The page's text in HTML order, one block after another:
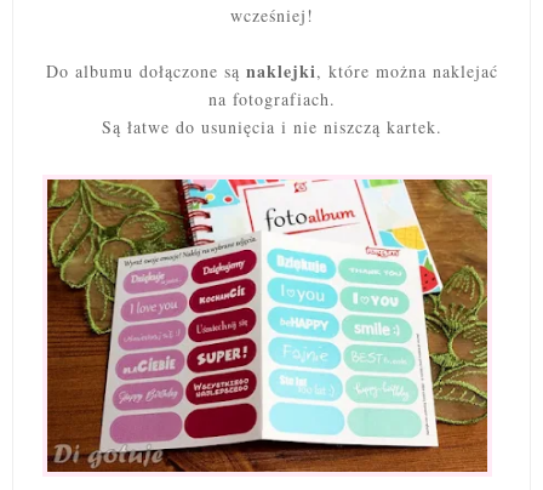
wcześniej!
Do albumu dołączone są naklejki, które można naklejać
na fotografiach.
Są łatwe do usunięcia i nie niszczą kartek.